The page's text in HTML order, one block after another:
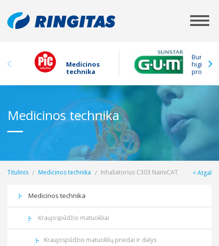
Medicinos
technika
Burnos
higienos
Medicinos technika
Atgal
Titulinis Medicinos technika Inhaliatorius C303 NamiCAT
Medicinos technika
Kraujospūdžio matuokliai
Kraujospūdžio matuoklių priedai ir dalys